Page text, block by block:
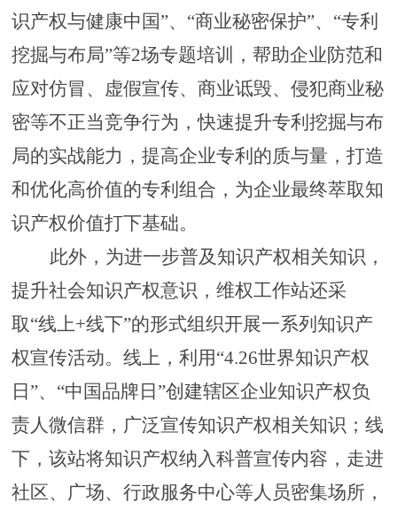
识产权与健康中国”、“商业秘密保护”、“专利
挖掘与布局”等2场专题培训
，帮助企业防范和
应对仿冒、虚假宣传、商业诋毁、侵犯商业秘
密等不正当竞争行为，快速提升专利挖掘与布
局的实战能力，提高企业专利的质与量，打造
和优化高价值的专利组合，为企业最终萃取知
识产权价值打下基础。
此外，为进一步普及知识产权相关知识，
提升社会知识产权意识，维权工作站还采
取“线上+线下”的形式组织开展一系列知识产
权宣传活动。线上，利用“4.26世界知识产权
日”、“中国品牌日”创建辖区企业知识产权负
责人微信群，广泛宣传知识产权相关知识；线
下，该站将知识产权纳入科普宣传内容，走进
社区、广场、行政服务中心等人员密集场所，